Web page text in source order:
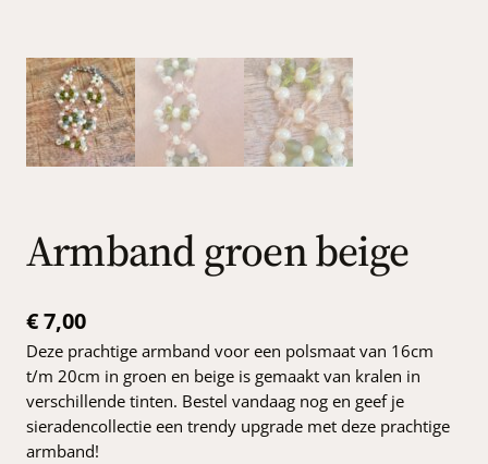
Armband groen beige
€7,00
Deze prachtige armband voor een polsmaat van 16cm
t/m 20cm in groen en beige is gemaakt van kralen in
verschillende tinten. Bestel vandaag nog en geef je
sieradencollectie een trendy upgrade met deze prachtige
armband!